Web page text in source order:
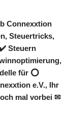
Connexxtion
Steuertricks,
Steuern
für ⭕
e.V., Ihr
mal vorbei ✉